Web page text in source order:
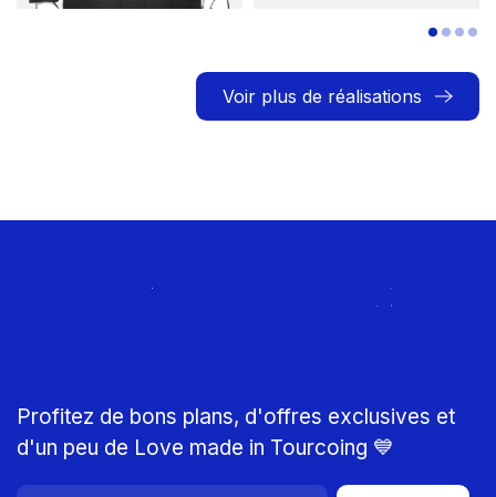
Voir plus de réalisations
Rejoignez le Club
Profitez de bons plans, d'offres exclusives et
d'un peu de Love made in Tourcoing 💙